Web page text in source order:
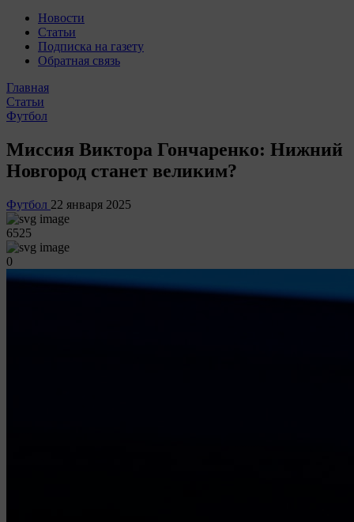
Новости
Статьи
Подписка на газету
Обратная связь
Главная
Статьи
Футбол
Миссия Виктора Гончаренко: Нижний
Новгород станет великим?
Футбол 22 января 2025
6525
0